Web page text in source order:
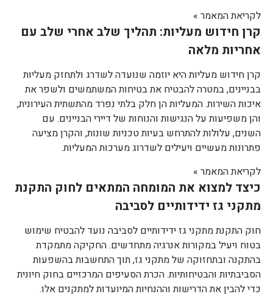
לקריאת המאמר »
קרן חידוש מעליות: תהליך שלב אחרי שלב עם
אחריות מלאה
קרן חידוש מעליות היא יוזמה שנועדה לשדרג ולתחזק מעליות
בבניינים, במטרה להבטיח את בטיחות המשתמשים ולשפר את
איכות השירות. המעליות הן חלק בלתי נפרד מהתשתית העירונית,
והן משפיעות על הנגישות והנוחות של דיירי הבניינים. עם
השנים, עלולות להתרחש בעיות טכניות שונות, והקרן מציעה
פתרונות מעשיים ויעילים לשדרוג מערכות המעליות.
לקריאת המאמר »
כיצד למצוא את המומחה המתאים לחוק התקנת
מתקני גז ידידותיים לסביבה
חוק התקנת מתקני גז ידידותיים לסביבה נועד להבטיח שימוש
בטוח ויעיל במקורות אנרגיה מתחדשים. החקיקה מתמקדת
בהתקנה ובתחזוקה של מתקני גז, תוך התחשבות בהשפעות
הסביבתיות והבטיחותיות. הכרת הסעיפים המרכזיים בחוק חיונית
כדי להבין את הדרישות וההנחיות המיועדות למתקנים אלו.